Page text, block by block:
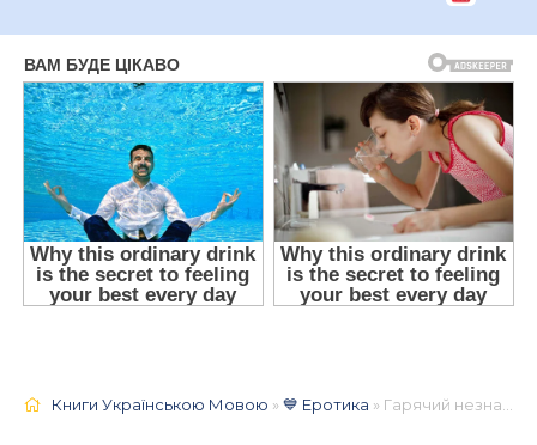
Книги Українською Мовою »💙 Еротика » Гарячий незнайомець, Аріна Вільде 📚 - Українською